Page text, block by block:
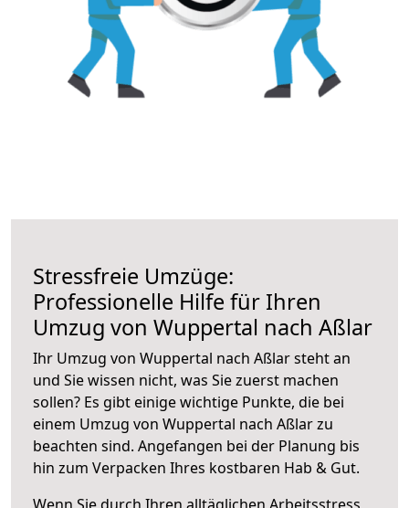
Stressfreie Umzüge:
Professionelle Hilfe für Ihren
Umzug von Wuppertal nach Aßlar
Ihr Umzug von Wuppertal nach Aßlar steht an
und Sie wissen nicht, was Sie zuerst machen
sollen? Es gibt einige wichtige Punkte, die bei
einem Umzug von Wuppertal nach Aßlar zu
beachten sind. Angefangen bei der Planung bis
hin zum Verpacken Ihres kostbaren Hab & Gut.